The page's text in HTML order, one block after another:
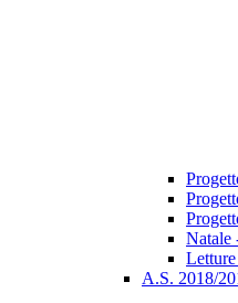
Natale
A.S. 2018/